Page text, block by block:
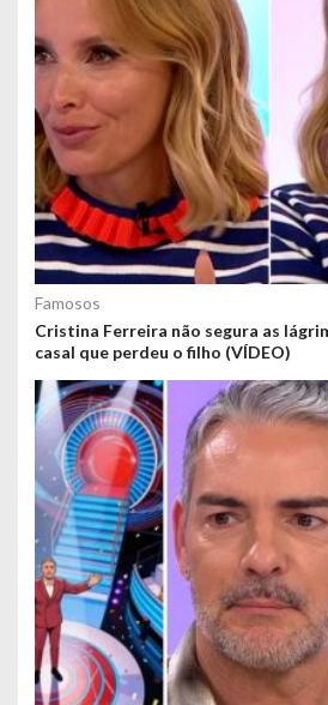
Famosos
Cristina Ferreira não segura as
casal que perdeu o filho (VÍDEO)